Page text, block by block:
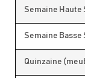
Semaine Haute
Semaine Basse
Quinzaine